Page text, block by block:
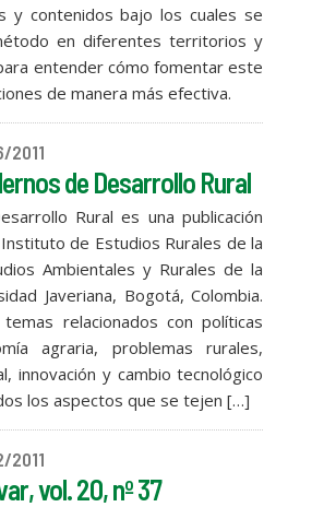
y contenidos bajo los cuales se
en diferentes territorios y
entender cómo fomentar este
de manera más efectiva.
2011
de Desarrollo Rural
Rural es una publicación
de Estudios Rurales de la
Ambientales y Rurales de la
Javeriana, Bogotá, Colombia.
relacionados con políticas
agraria, problemas rurales,
innovación y cambio tecnológico
los aspectos que se tejen […]
2011
vol. 20, nº 37